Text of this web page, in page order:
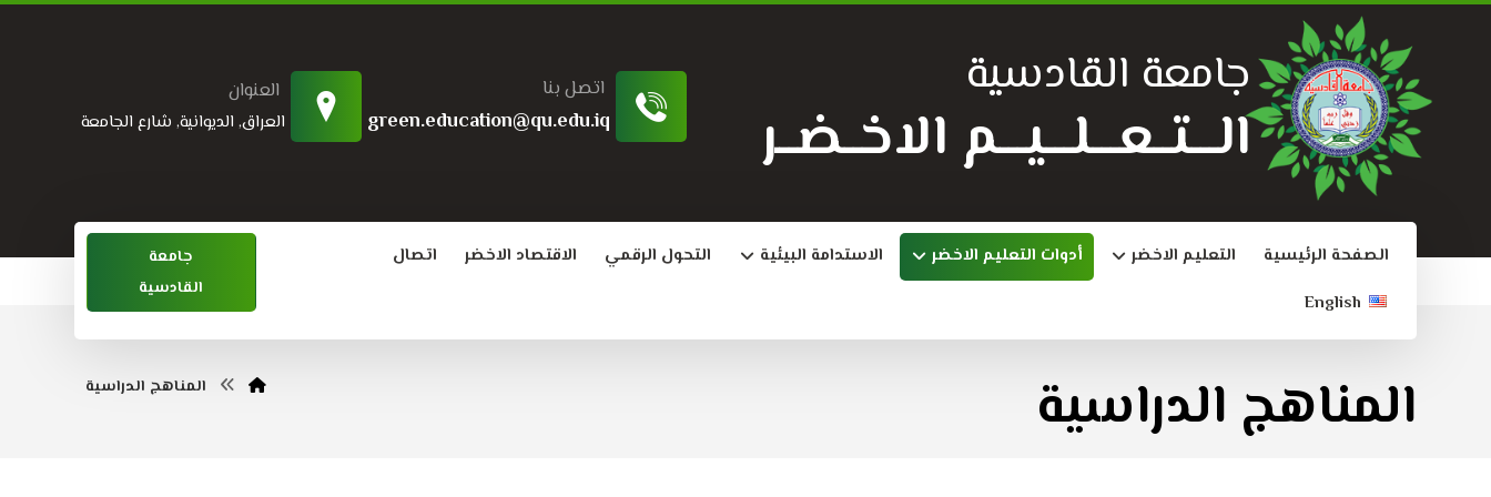
جامعة القادسية
الـــتــعـــلـــيـــم الاخــضــر
العنوان
العراق, الديوانية, شارع الجامعة
اتصل بنا
green.education@qu.edu.iq
الصفحة الرئيسية التعليم الاخضر أدوات التعليم الاخضر الاستدامة البيئية التحول الرقمي الاقتصاد الاخضر
اتصال
English
جامعة
القادسية
المناهج الدراسية المناهج الدراسية